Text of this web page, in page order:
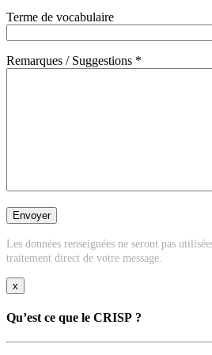
Terme de vocabulaire
Remarques / Suggestions *
Les données renseignées ne seront pas
traitement direct de votre message.
x
Qu’est ce que le CRISP ?